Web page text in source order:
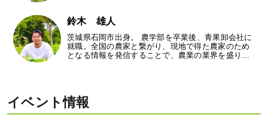
鈴木 雄人
茨城県石岡市出身。 農学部を卒業後、青果卸会社に
就職。全国の農家と繋がり、現地で得た農家のため
となる情報を発信することで、農業の業界を盛り…
イベント情報